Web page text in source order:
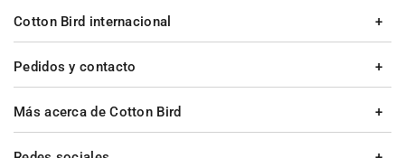
Pedidos y contacto
Más acerca de Cotton Bird
Cotton Bird internacional